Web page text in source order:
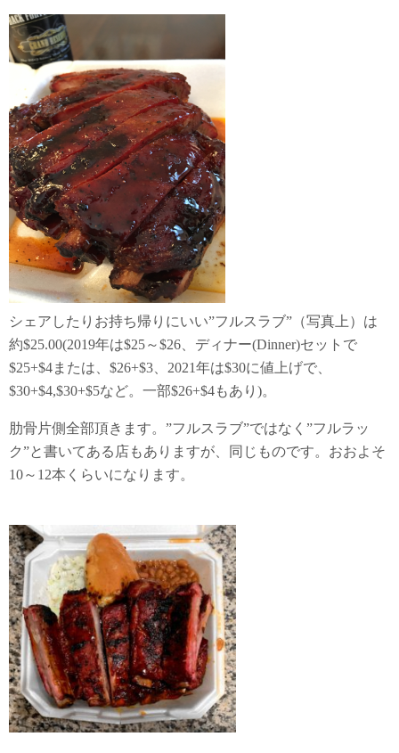
シェアしたりお持ち帰りにいい”フルスラブ”（写真上）は
約$25.00(2019年は$25～$26、ディナー(Dinner)セットで
$25+$4または、$26+$3、2021年は$30に値上げで、
$30+$4,$30+$5など。一部$26+$4もあり)。
肋骨片側全部頂きます。”フルスラブ”ではなく”フルラッ
ク”と書いてある店もありますが、同じものです。おおよそ
10～12本くらいになります。